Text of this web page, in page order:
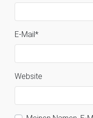
E-Mail *
Website